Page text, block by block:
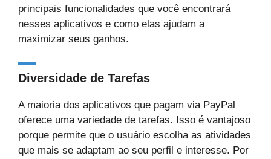
principais funcionalidades que você encontrará
nesses aplicativos e como elas ajudam a
maximizar seus ganhos.
Diversidade de Tarefas
A maioria dos aplicativos que pagam via PayPal
oferece uma variedade de tarefas. Isso é vantajoso
porque permite que o usuário escolha as atividades
que mais se adaptam ao seu perfil e interesse. Por